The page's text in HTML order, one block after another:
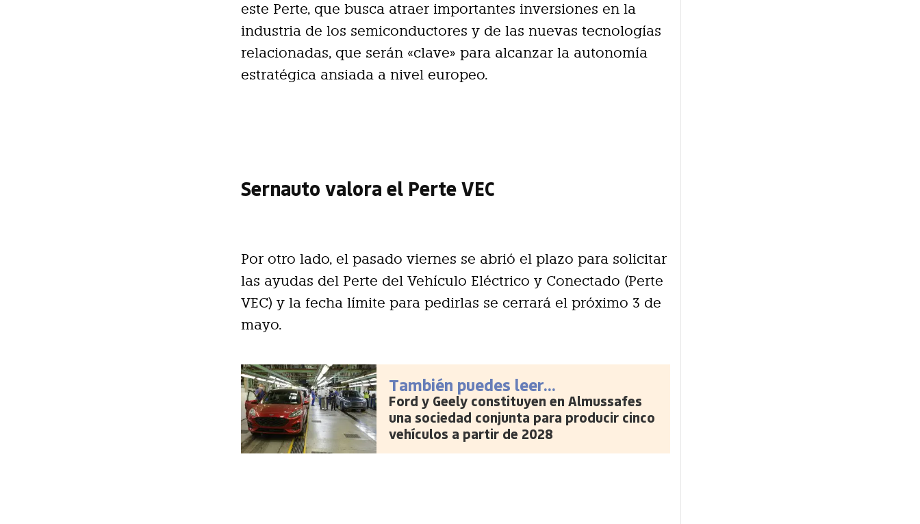
este Perte, que busca atraer importantes inversiones en la
industria de los semiconductores y de las nuevas tecnologías
relacionadas, que serán «clave» para alcanzar la autonomía
estratégica ansiada a nivel europeo.
Sernauto valora el Perte VEC
Por otro lado, el pasado viernes se abrió el plazo para solicitar
las ayudas del Perte del Vehículo Eléctrico y Conectado (Perte
VEC) y la fecha límite para pedirlas se cerrará el próximo 3 de
mayo.
También puedes leer...
Ford y Geely constituyen en Almussafes
una sociedad conjunta para producir cinco
vehículos a partir de 2028